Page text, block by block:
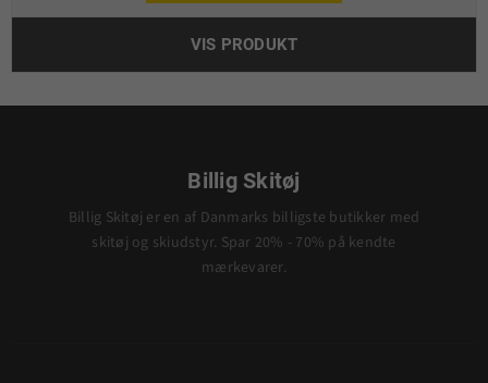
VIS PRODUKT
Billig Skitøj
Billig Skitøj er en af Danmarks billigste butikker med
skitøj og skiudstyr. Spar 20% - 70% på kendte
mærkevarer.